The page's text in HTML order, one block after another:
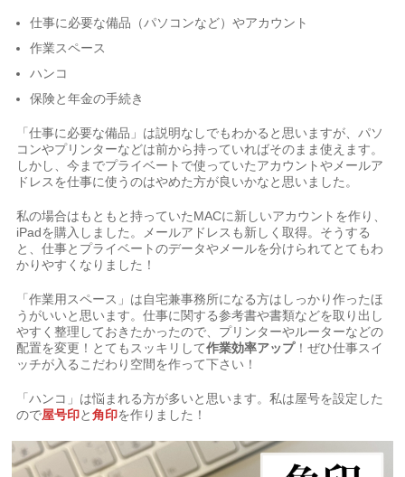
仕事に必要な備品（パソコンなど）やアカウント
作業スペース
ハンコ
保険と年金の手続き
「仕事に必要な備品」は説明なしでもわかると思いますが、パソ
コンやプリンターなどは前から持っていればそのまま使えます。
しかし、今までプライベートで使っていたアカウントやメールア
ドレスを仕事に使うのはやめた方が良いかなと思いました。
私の場合はもともと持っていたMACに新しいアカウントを作り、
iPadを購入しました。メールアドレスも新しく取得。そうする
と、仕事とプライベートのデータやメールを分けられてとてもわ
かりやすくなりました！
「作業用スペース」は自宅兼事務所になる方はしっかり作ったほ
うがいいと思います。仕事に関する参考書や書類などを取り出し
やすく整理しておきたかったので、プリンターやルーターなどの
配置を変更！とてもスッキリして作業効率アップ！ぜひ仕事スイ
ッチが入るこだわり空間を作って下さい！
「ハンコ」は悩まれる方が多いと思います。私は屋号を設定した
ので屋号印と角印を作りました！